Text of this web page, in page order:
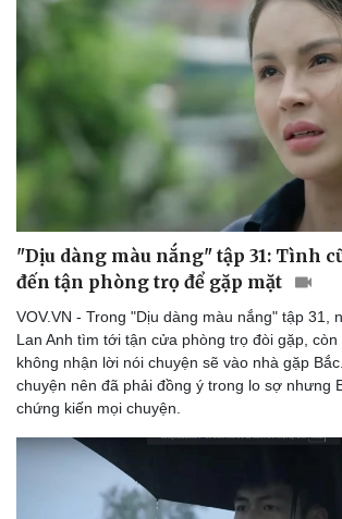
"Dịu dàng màu nắng" tập 31: Tình
đến tận phòng trọ để gặp mặt
VOV.VN - Trong "Dịu dàng màu nắng" tập 31,
Lan Anh tìm tới tận cửa phòng trọ đòi gặp,
không nhận lời nói chuyện sẽ vào nhà gặp
chuyện nên đã phải đồng ý trong lo sợ nhưng
chứng kiến mọi chuyện.